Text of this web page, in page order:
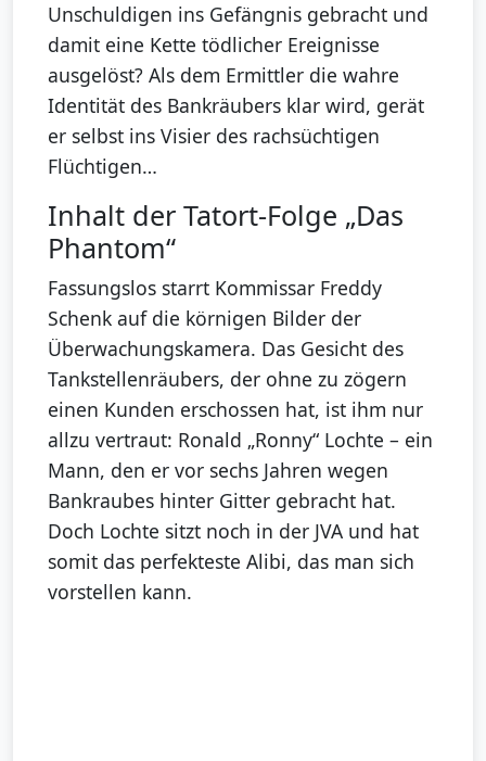
Unschuldigen ins Gefängnis gebracht und
damit eine Kette tödlicher Ereignisse
ausgelöst? Als dem Ermittler die wahre
Identität des Bankräubers klar wird, gerät
er selbst ins Visier des rachsüchtigen
Flüchtigen…
Inhalt der Tatort-Folge „Das
Phantom“
Fassungslos starrt Kommissar Freddy
Schenk auf die körnigen Bilder der
Überwachungskamera. Das Gesicht des
Tankstellenräubers, der ohne zu zögern
einen Kunden erschossen hat, ist ihm nur
allzu vertraut: Ronald „Ronny“ Lochte – ein
Mann, den er vor sechs Jahren wegen
Bankraubes hinter Gitter gebracht hat.
Doch Lochte sitzt noch in der JVA und hat
somit das perfekteste Alibi, das man sich
vorstellen kann.